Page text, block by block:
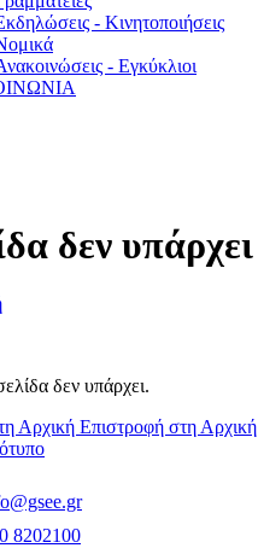
- Κινητοποιήσεις
- Εγκύκλιοι
δεν υπάρχει
δεν υπάρχει.
Αρχική Επιστροφή στη Αρχική
8202100